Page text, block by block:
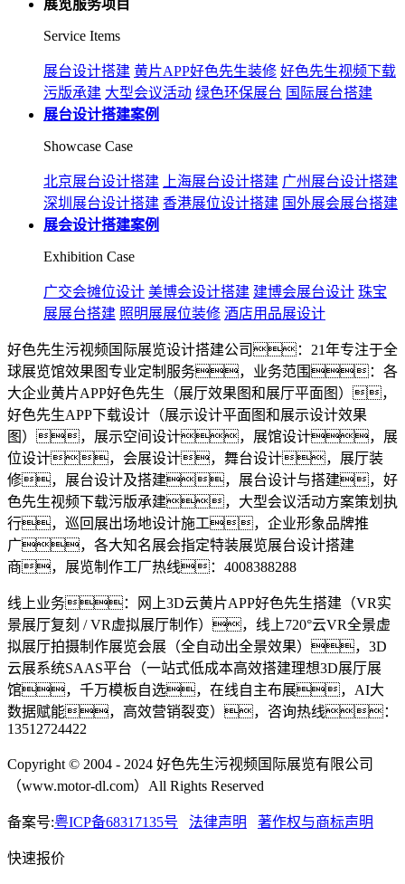
展览服务项目
Service Items
展台设计搭建 黄片APP好色先生装修 好色先生视频下载
污版承建 大型会议活动 绿色环保展台 国际展台搭建
展台设计搭建案例
Showcase Case
北京展台设计搭建 上海展台设计搭建 广州展台设计搭建
深圳展台设计搭建 香港展位设计搭建 国外展会展台搭建
展会设计搭建案例
Exhibition Case
广交会摊位设计 美博会设计搭建 建博会展台设计 珠宝
展展台搭建 照明展展位装修 酒店用品展设计
好色先生污视频国际展览设计搭建公司：21年专注于全
球展览馆效果图专业定制服务，业务范围：各
大企业黄片APP好色先生（展厅效果图和展厅平面图），
好色先生APP下载设计（展示设计平面图和展示设计效果
图），展示空间设计，展馆设计，展
位设计，会展设计，舞台设计，展厅装
修，展台设计及搭建，展台设计与搭建，好
色先生视频下载污版承建，大型会议活动方案策划执
行，巡回展出场地设计施工，企业形象品牌推
广，各大知名展会指定特装展览展台设计搭建
商，展览制作工厂热线：4008388288
线上业务：网上3D云黄片APP好色先生搭建（VR实
景展厅复刻 / VR虚拟展厅制作），线上720°云VR全景虚
拟展厅拍摄制作展览会展（全自动出全景效果），3D
云展系统SAAS平台（一站式低成本高效搭建理想3D展厅展
馆，千万模板自选，在线自主布展，AI大
数据赋能，高效营销裂变），咨询热线：
13512724422
Copyright © 2004 - 2024 好色先生污视频国际展览有限公司
（www.motor-dl.com）All Rights Reserved
备案号:粤ICP备68317135号 法律声明 著作权与商标声明
快速报价